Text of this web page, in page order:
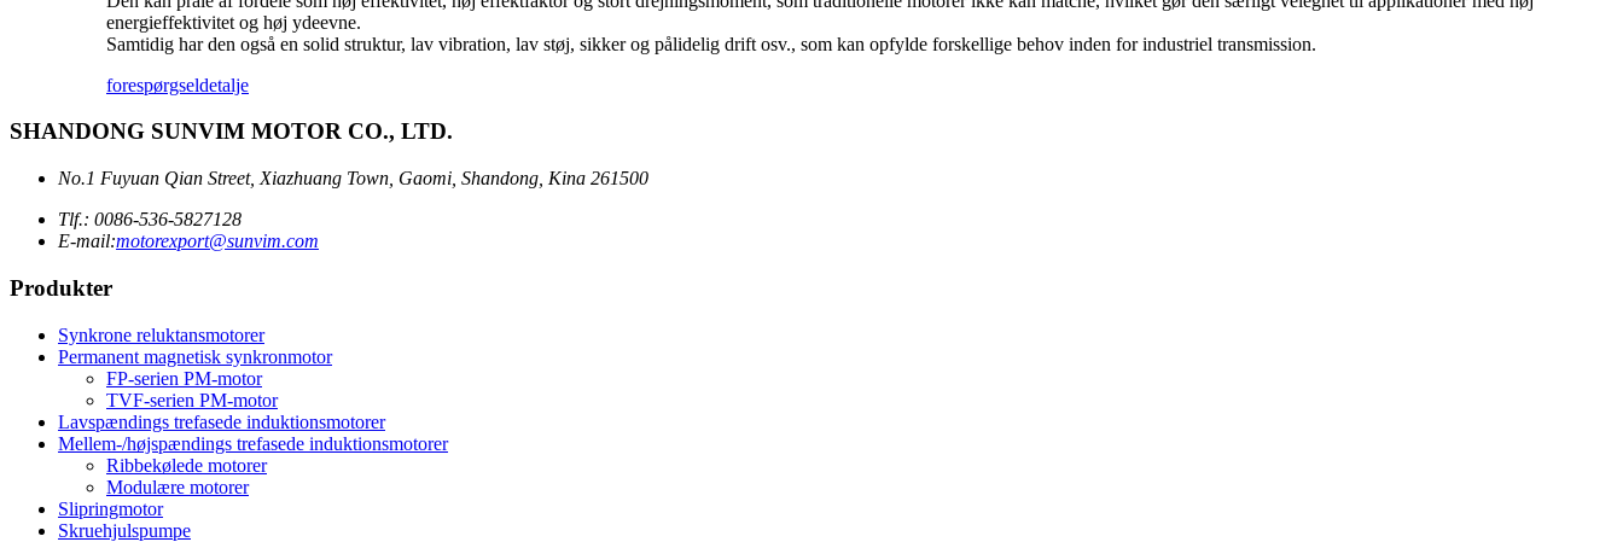
energieffektivitet og høj ydeevne.
Samtidig har den også en solid struktur, lav vibration, lav støj, sikker og pålidelig drift osv., som kan opfylde forskellige behov inden for industriel transmission.
forespørgseldetalje
SHANDONG SUNVIM MOTOR CO., LTD.
No.1 Fuyuan Qian Street, Xiazhuang Town, Gaomi, Shandong, Kina 261500
Tlf.: 0086-536-5827128
E-mail:motorexport@sunvim.com
Produkter
Synkrone reluktansmotorer
Permanent magnetisk synkronmotor
FP-serien PM-motor
TVF-serien PM-motor
Lavspændings trefasede induktionsmotorer
Mellem-/højspændings trefasede induktionsmotorer
Ribbekølede motorer
Modulære motorer
Slipringmotor
Skruehjulspumpe